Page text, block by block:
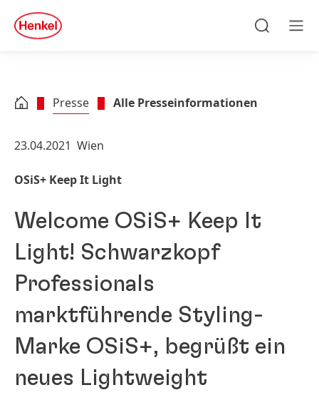
Zu Footer springen
quick
search
Presse Alle Presseinformationen
23.04.2021 Wien
OSiS+ Keep It Light
Welcome OSiS+ Keep It
Light! Schwarzkopf
Professionals
marktführende Styling-
Marke OSiS+, begrüßt ein
neues Lightweight